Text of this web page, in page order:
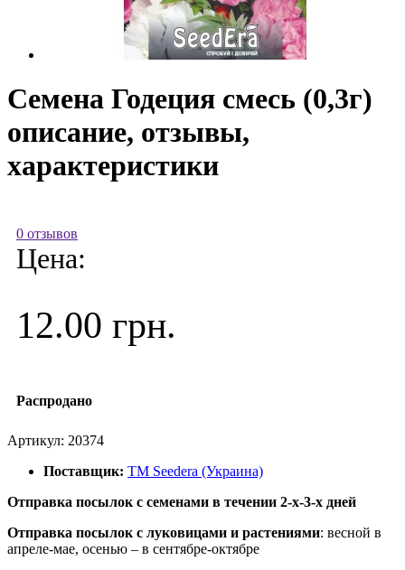
Семена Годеция смесь (0,3г)
описание, отзывы,
характеристики
0 отзывов
Цена:
12.00 грн.
Распродано
Артикул: 20374
Поставщик: ТМ Seedera (Украина)
Отправка посылок с семенами в течении 2-х-3-х дней
Отправка посылок с луковицами и растениями: весной в
апреле-мае, осенью – в сентябре-октябре